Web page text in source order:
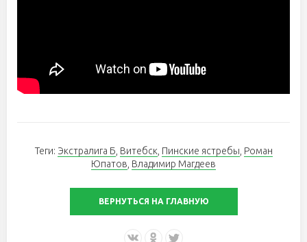
Теги: Экстралига Б Витебск Пинские ястребы Роман
Юпатов Владимир Магдеев
ВЕРНУТЬСЯ НА ГЛАВНУЮ